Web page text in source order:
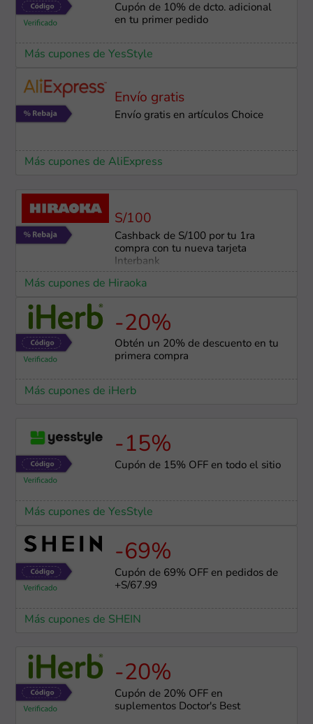
Cupón de 10% de dcto. adicional
en tu primer pedido
Más cupones de YesStyle
Envío gratis
Envío gratis en artículos Choice
Más cupones de AliExpress
S/100
Cashback de S/100 por tu 1ra
compra con tu nueva tarjeta
Interbank
Más cupones de Hiraoka
-20%
Obtén un 20% de descuento en tu
primera compra
Más cupones de iHerb
-15%
Cupón de 15% OFF en todo el sitio
Más cupones de YesStyle
-69%
Cupón de 69% OFF en pedidos de
+S/67.99
Más cupones de SHEIN
-20%
Cupón de 20% OFF en
suplementos Doctor's Best